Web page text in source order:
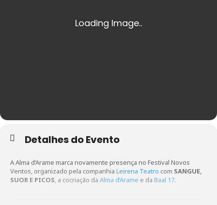
Detalhes do Evento
A Alma d’Arame marca novamente presença no Festival Novos
Ventos, organizado pela companhia Leirena Teatro com SANGUE,
SUOR E PICOS, a cocriação da Alma d’Arame e da Baal 17.